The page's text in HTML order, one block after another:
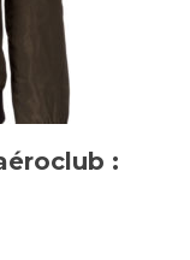
: